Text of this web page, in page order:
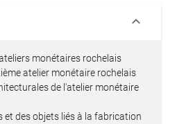
keyboard_arrow_down
monétaires rochelais
atelier monétaire rochelais
de l'atelier monétaire
et des objets liés à la fabrication